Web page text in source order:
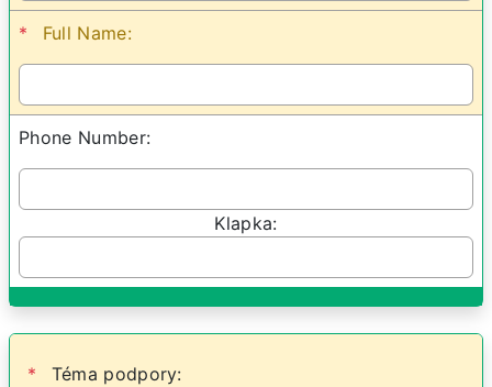
* Full Name:
Phone Number:
Klapka:
* Téma podpory: